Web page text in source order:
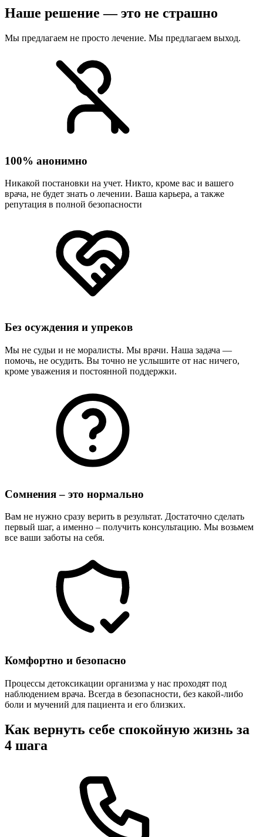
Наше решение — это не страшно
Мы предлагаем не просто лечение. Мы предлагаем выход.
100% анонимно
Никакой постановки на учет. Никто, кроме вас и вашего
врача, не будет знать о лечении. Ваша карьера, а также
репутация в полной безопасности
Без осуждения и упреков
Мы не судьи и не моралисты. Мы врачи. Наша задача —
помочь, не осудить. Вы точно не услышите от нас ничего,
кроме уважения и постоянной поддержки.
Сомнения – это нормально
Вам не нужно сразу верить в результат. Достаточно сделать
первый шаг, а именно – получить консультацию. Мы возьмем
все ваши заботы на себя.
Комфортно и безопасно
Процессы детоксикации организма у нас проходят под
наблюдением врача. Всегда в безопасности, без какой-либо
боли и мучений для пациента и его близких.
Как вернуть себе спокойную жизнь за
4 шага